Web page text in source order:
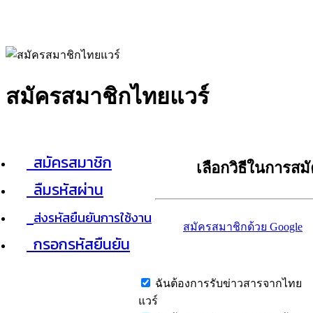
สมัครสมาชิกไทยแวร์
สมัครสมาชิก
ลืมรหัสผ่าน
ส่งรหัสยืนยันการใช้งาน
กรอกรหัสยืนยัน
เลือกวิธีในการส
สมัครสมาชิกด้วย Google
ฉันต้องการรับข่าวสารจากไทย
แวร์